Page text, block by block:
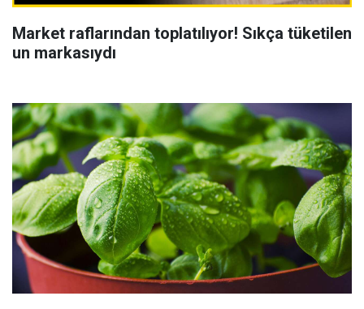
Market raflarından toplatılıyor! Sıkça tüketilen
un markasıydı